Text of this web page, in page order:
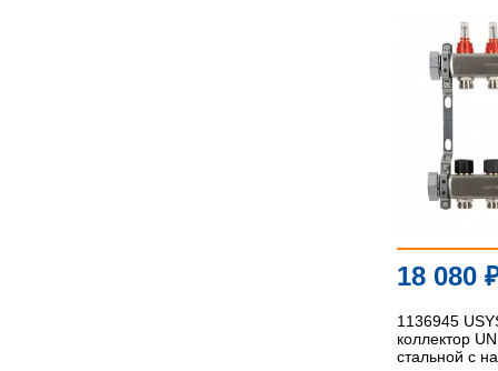
18 080
1136945
коллектор
стальной с